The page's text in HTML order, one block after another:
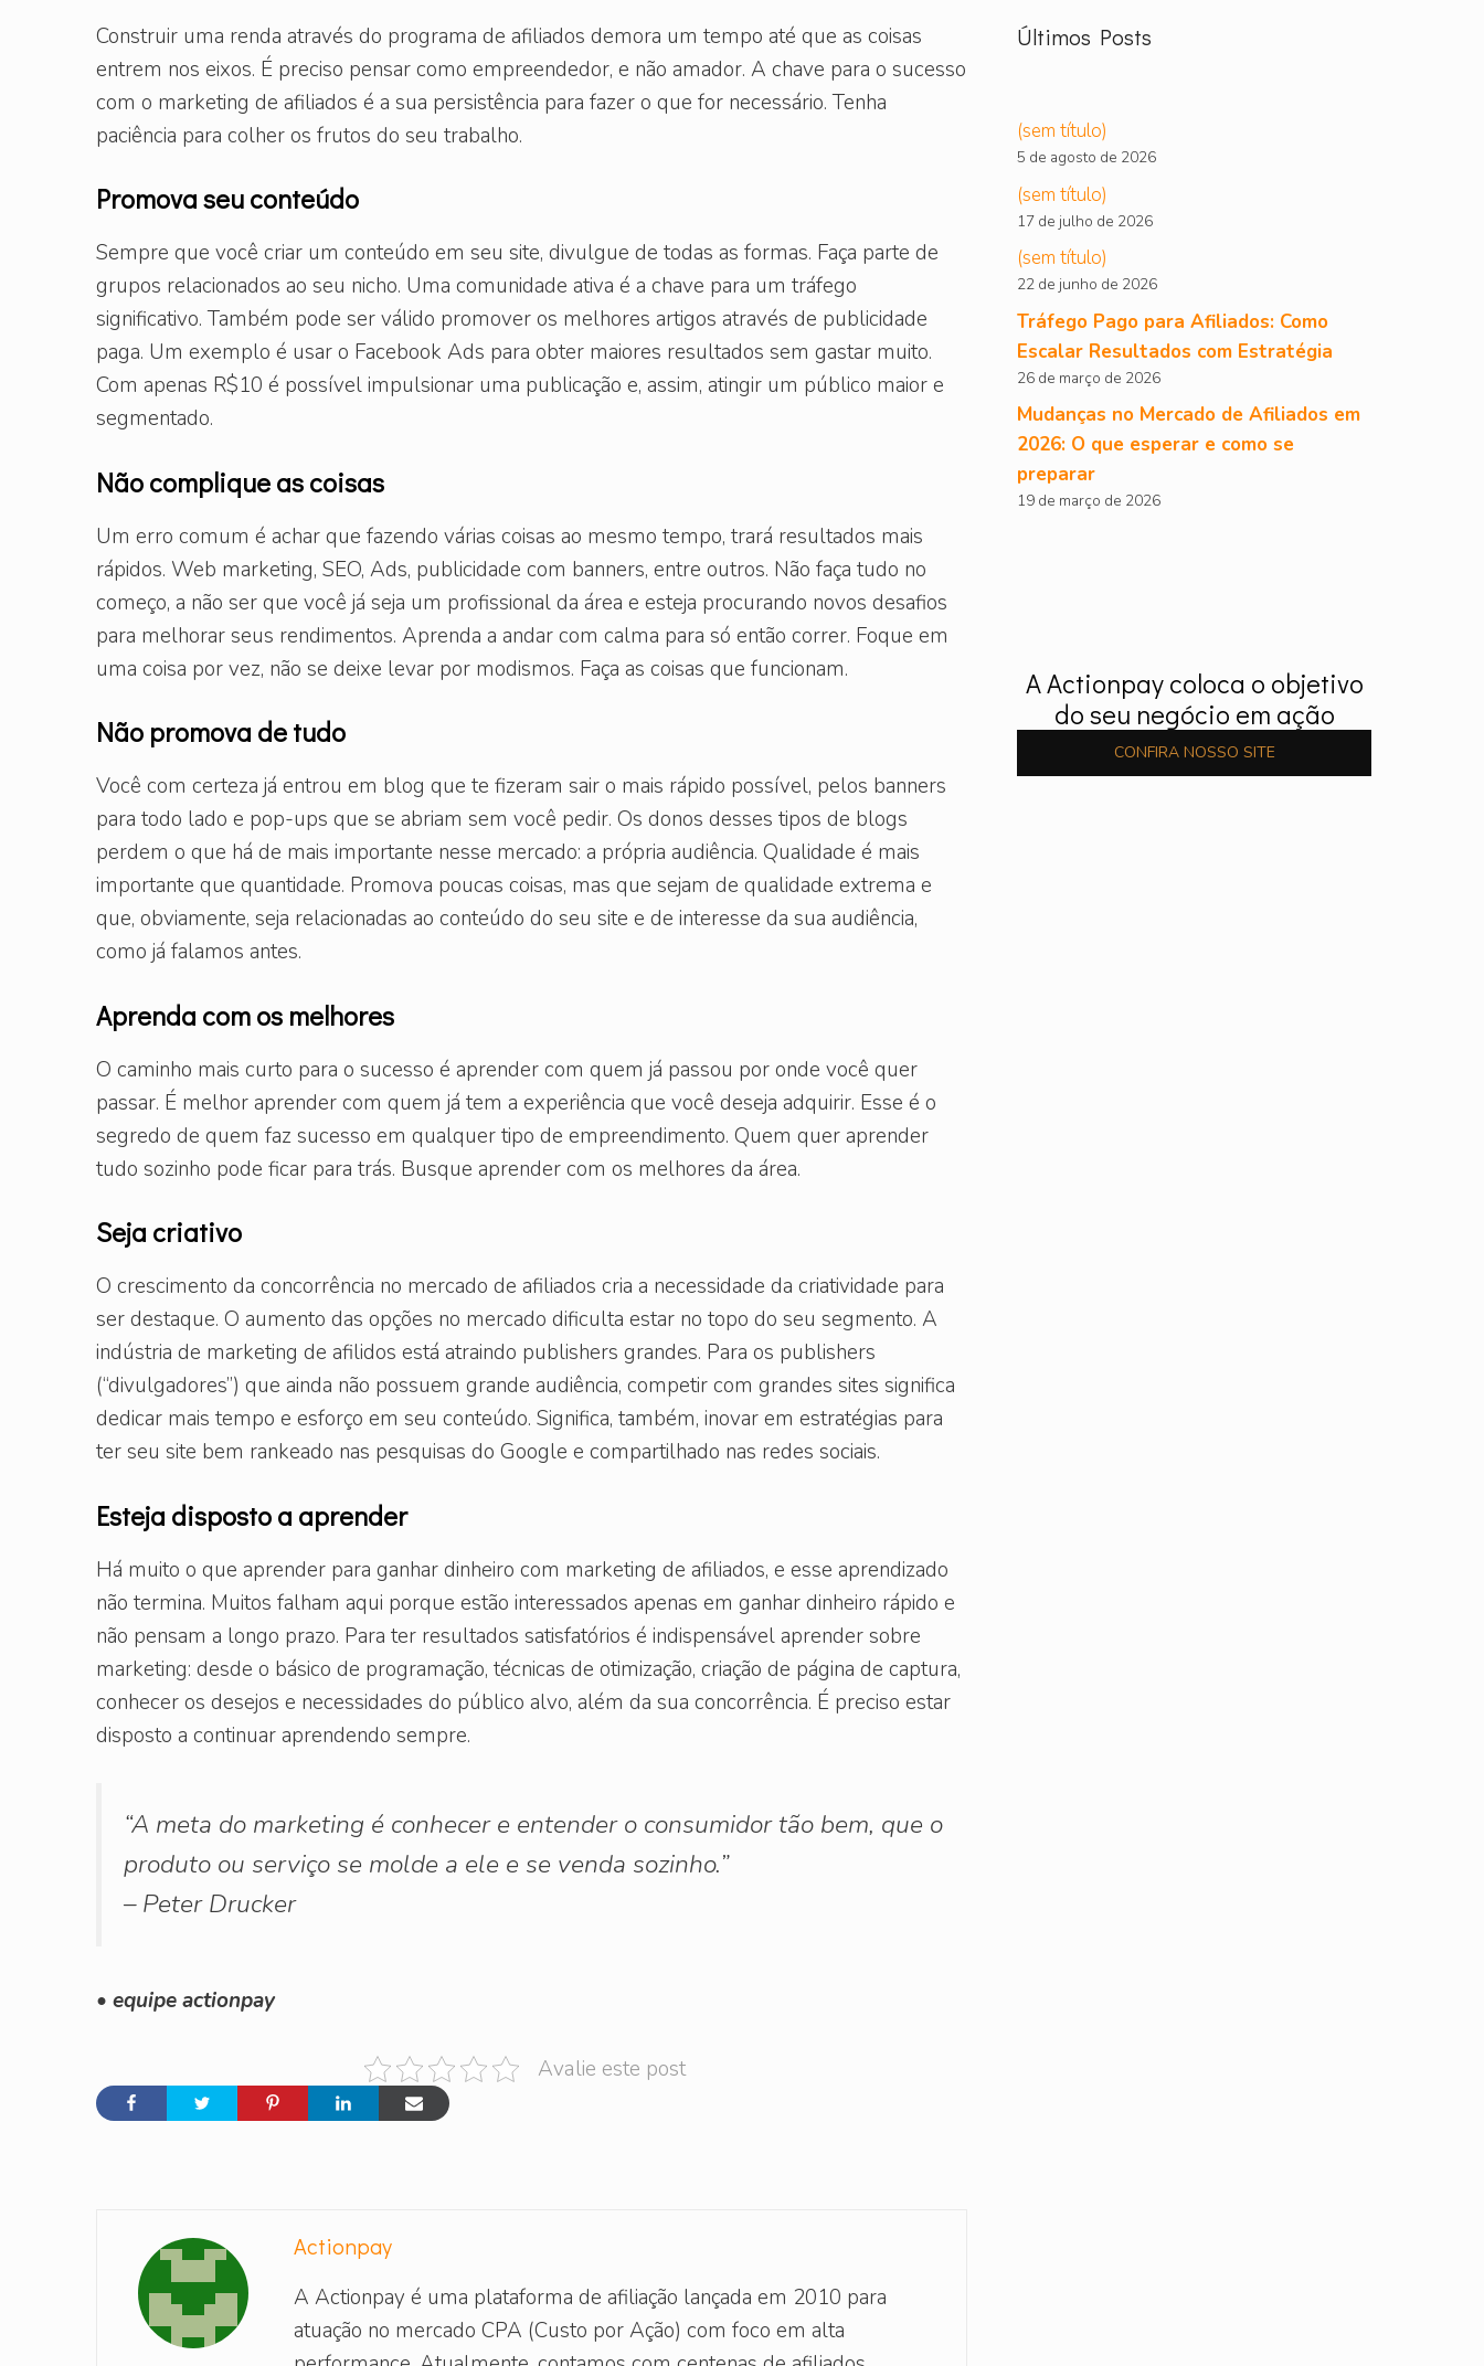
Construir uma renda através do programa de afiliados demora um tempo até que as coisas
entrem nos eixos. É preciso pensar como empreendedor, e não amador. A chave para o sucesso
com o marketing de afiliados é a sua persistência para fazer o que for necessário. Tenha
paciência para colher os frutos do seu trabalho.
Promova seu conteúdo
Sempre que você criar um conteúdo em seu site, divulgue de todas as formas. Faça parte de
grupos relacionados ao seu nicho. Uma comunidade ativa é a chave para um tráfego
significativo. Também pode ser válido promover os melhores artigos através de publicidade
paga. Um exemplo é usar o Facebook Ads para obter maiores resultados sem gastar muito.
Com apenas R$10 é possível impulsionar uma publicação e, assim, atingir um público maior e
segmentado.
Não complique as coisas
Um erro comum é achar que fazendo várias coisas ao mesmo tempo, trará resultados mais
rápidos. Web marketing, SEO, Ads, publicidade com banners, entre outros. Não faça tudo no
começo, a não ser que você já seja um profissional da área e esteja procurando novos desafios
para melhorar seus rendimentos. Aprenda a andar com calma para só então correr. Foque em
uma coisa por vez, não se deixe levar por modismos. Faça as coisas que funcionam.
Não promova de tudo
Você com certeza já entrou em blog que te fizeram sair o mais rápido possível, pelos banners
para todo lado e pop-ups que se abriam sem você pedir. Os donos desses tipos de blogs
perdem o que há de mais importante nesse mercado: a própria audiência. Qualidade é mais
importante que quantidade. Promova poucas coisas, mas que sejam de qualidade extrema e
que, obviamente, seja relacionadas ao conteúdo do seu site e de interesse da sua audiência,
como já falamos antes.
Aprenda com os melhores
O caminho mais curto para o sucesso é aprender com quem já passou por onde você quer
passar. É melhor aprender com quem já tem a experiência que você deseja adquirir. Esse é o
segredo de quem faz sucesso em qualquer tipo de empreendimento. Quem quer aprender
tudo sozinho pode ficar para trás. Busque aprender com os melhores da área.
Seja criativo
O crescimento da concorrência no mercado de afiliados cria a necessidade da criatividade para
ser destaque. O aumento das opções no mercado dificulta estar no topo do seu segmento. A
indústria de marketing de afilidos está atraindo publishers grandes. Para os publishers
(“divulgadores”) que ainda não possuem grande audiência, competir com grandes sites significa
dedicar mais tempo e esforço em seu conteúdo. Significa, também, inovar em estratégias para
ter seu site bem rankeado nas pesquisas do Google e compartilhado nas redes sociais.
Esteja disposto a aprender
Há muito o que aprender para ganhar dinheiro com marketing de afiliados, e esse aprendizado
não termina. Muitos falham aqui porque estão interessados apenas em ganhar dinheiro rápido e
não pensam a longo prazo. Para ter resultados satisfatórios é indispensável aprender sobre
marketing: desde o básico de programação, técnicas de otimização, criação de página de captura,
conhecer os desejos e necessidades do público alvo, além da sua concorrência. É preciso estar
disposto a continuar aprendendo sempre.
“A meta do marketing é conhecer e entender o consumidor tão bem, que o
produto ou serviço se molde a ele e se venda sozinho.”
– Peter Drucker
• equipe actionpay
Avalie este post
Actionpay
A Actionpay é uma plataforma de afiliação lançada em 2010 para
atuação no mercado CPA (Custo por Ação) com foco em alta
Últimos Posts
(sem título)
5 de agosto de 2026
(sem título)
17 de julho de 2026
(sem título)
22 de junho de 2026
Tráfego Pago para Afiliados: Como
Escalar Resultados com Estratégia
26 de março de 2026
Mudanças no Mercado de Afiliados em
2026: O que esperar e como se
preparar
19 de março de 2026
A Actionpay coloca o objetivo
do seu negócio em ação
CONFIRA NOSSO SITE